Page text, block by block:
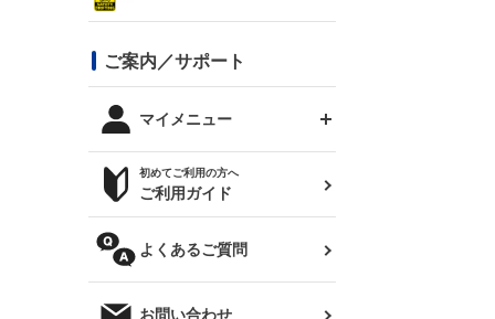
スタイリッシュライン
ボンネット
カナード
外装・補修パーツ
オリジンアーム(足回り)
レンズ
リアウイング
リアゲート
メンテナンスパーツ
DTM:exclusive
まつど家 鉄八
JZX110 マークⅡ
ハイエース
シルビア S14 前期
シルビア S15
180SX
RX-7
スバル
BRZ
レクサス
三菱
デリカ D:5
軽自動車
汎用
コンバットアイ用ライト
オプションタイヤ
サマータイヤ
ジムニー用タイヤ
ハイエース・バン用タイ
ホイールナット
ステッカー
トップス(半袖)
トップス(長袖)
パーカー
オーバーオール(つなぎ)
ご案内／サポート
マイメニュー
ログインする
お気に入りリスト
初めてご利用の方へ
ご利用ガイド
よくあるご質問
お問い合わせ